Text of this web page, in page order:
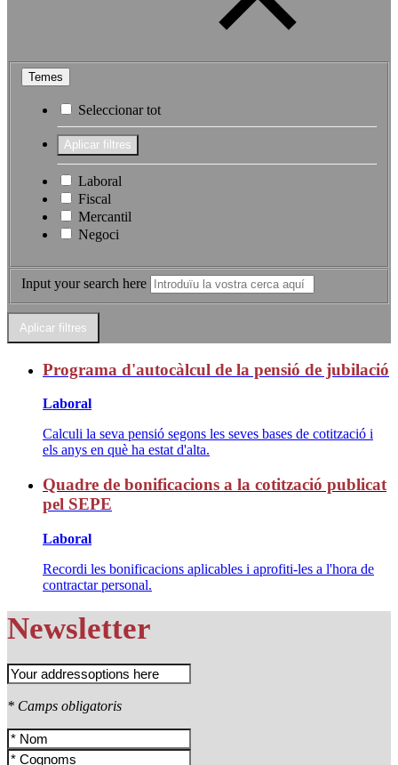
Temes
Seleccionar tot
Laboral
Fiscal
Mercantil
Negoci
Input your search here
Programa d'autocàlcul de la pensió de jubilació
Laboral
Calculi la seva pensió segons les seves bases de cotització i
els anys en què ha estat d'alta.
Quadre de bonificacions a la cotització publicat
pel SEPE
Laboral
Recordi les bonificacions aplicables i aprofiti-les a l'hora de
contractar personal.
Newsletter
* Camps obligatoris